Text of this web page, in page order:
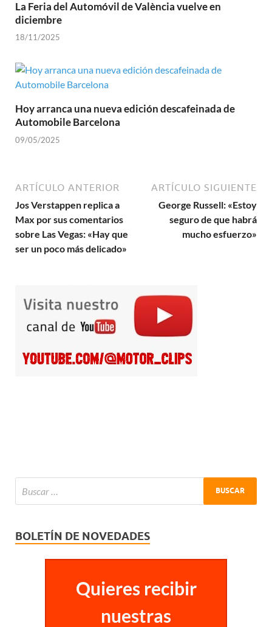
La Feria del Automóvil de València vuelve en
diciembre
18/11/2025
Hoy arranca una nueva edición descafeinada de
Automobile Barcelona
09/05/2025
ARTÍCULO ANTERIOR
Jos Verstappen replica a
Max por sus comentarios
sobre Las Vegas: «Hay que
ser un poco más delicado»
ARTÍCULO SIGUIENTE
George Russell: «Estoy
seguro de que habrá
mucho esfuerzo»
BOLETÍN DE NOVEDADES
Quieres recibir
nuestras